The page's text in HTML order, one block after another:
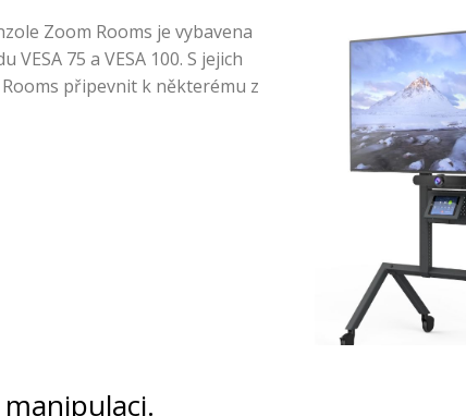
Zoom Rooms je vybavena
75 a VESA 100. S jejich
připevnit k některému z